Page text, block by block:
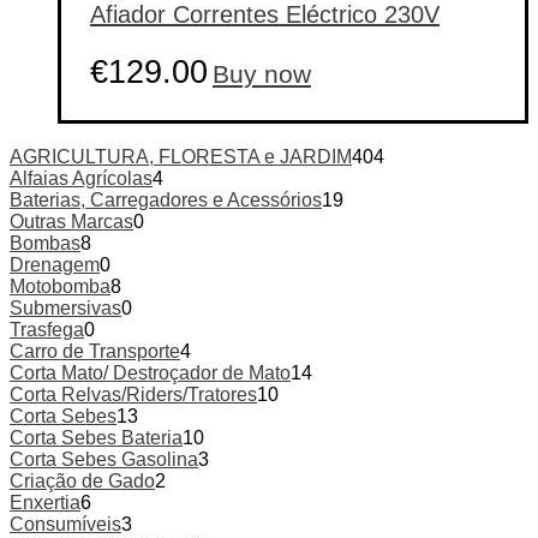
Afiador Correntes Eléctrico 230V
€129.00 Buy now
AGRICULTURA, FLORESTA e JARDIM404
Alfaias Agrícolas4
Baterias, Carregadores e Acessórios19
Outras Marcas0
Bombas8
Drenagem0
Motobomba8
Submersivas0
Trasfega0
Carro de Transporte4
Corta Mato/ Destroçador de Mato14
Corta Relvas/Riders/Tratores10
Corta Sebes13
Corta Sebes Bateria10
Corta Sebes Gasolina3
Criação de Gado2
Enxertia6
Consumíveis3